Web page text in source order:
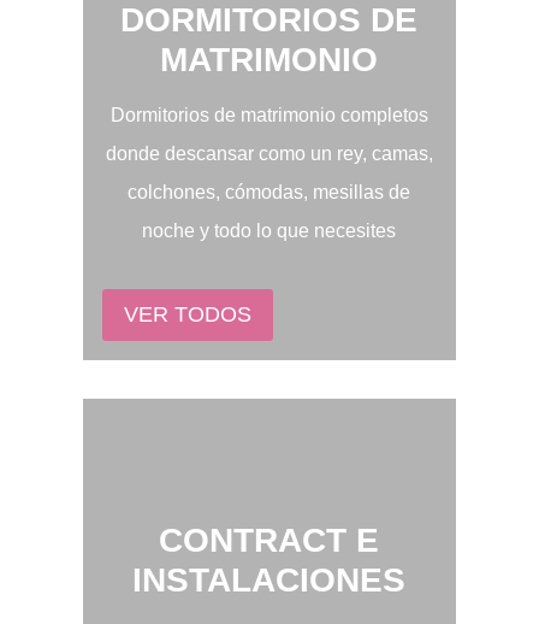
DORMITORIOS DE
MATRIMONIO
Dormitorios de matrimonio completos
donde descansar como un rey, camas,
colchones, cómodas, mesillas de
noche y todo lo que necesites
VER TODOS
CONTRACT E
INSTALACIONES